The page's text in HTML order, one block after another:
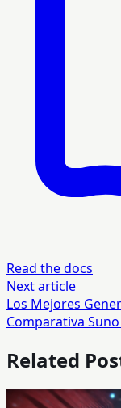
Read the docs
Next article
Los Mejores
Comparativa
Related